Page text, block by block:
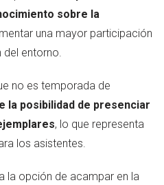
sobre la
una mayor participación
del entorno.
no es temporada de
la posibilidad de presenciar
, lo que representa
los asistentes.
la opción de acampar en la